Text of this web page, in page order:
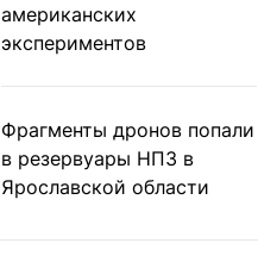
американских
экспериментов
Фрагменты дронов попали
в резервуары НПЗ в
Ярославской области